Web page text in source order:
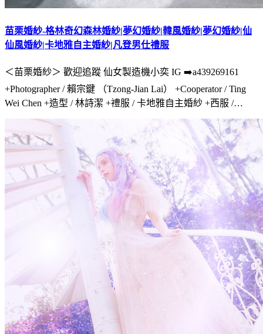
苗栗婚紗-格林奇幻森林婚紗|夢幻婚紗|韓風婚紗|夢幻婚紗|仙
仙風婚紗|卡地雅自主婚紗|凡登男仕禮服
＜苗栗婚紗＞ 歡迎追蹤 仙女製造機小奕 IG ➡️a439269161
+Photographer / 賴宗鍵 （Tzong-Jian Lai） +Cooperator / Ting
Wei Chen +造型 / 林詩潔 +禮服 / 卡地雅自主婚紗 +西服 /…